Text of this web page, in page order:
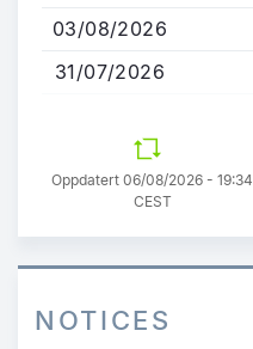
03/08/2026
31/07/2026
Oppdatert 06/08/2026 - 19:34
CEST
NOTICES